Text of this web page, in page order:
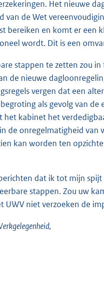
Het nieuwe
van de Wet
bereiken en komt er een
wordt. Dit is een
stappen te zetten zou
de nieuwe
vergen dat een
als gevolg van
kabinet het
de onregelmatigheid van
kan worden ten
dat ik tot mijn
stappen. Zou uw
UWV niet verzoeken de